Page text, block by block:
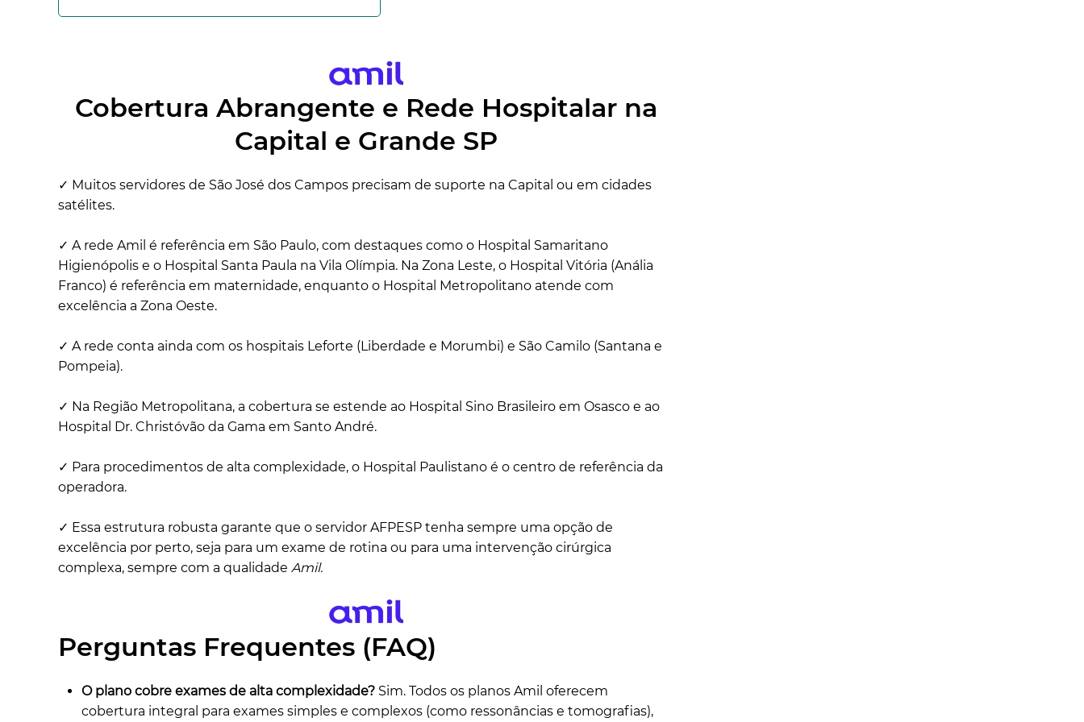
Cobertura Abrangente e Rede Hospitalar na
Capital e Grande SP
✓ Muitos servidores de São José dos Campos precisam de suporte na Capital ou em cidades
satélites.
✓ A rede Amil é referência em São Paulo, com destaques como o Hospital Samaritano
Higienópolis e o Hospital Santa Paula na Vila Olímpia. Na Zona Leste, o Hospital Vitória (Anália
Franco) é referência em maternidade, enquanto o Hospital Metropolitano atende com
excelência a Zona Oeste.
✓ A rede conta ainda com os hospitais Leforte (Liberdade e Morumbi) e São Camilo (Santana e
Pompeia).
✓ Na Região Metropolitana, a cobertura se estende ao Hospital Sino Brasileiro em Osasco e ao
Hospital Dr. Christóvão da Gama em Santo André.
✓ Para procedimentos de alta complexidade, o Hospital Paulistano é o centro de referência da
operadora.
✓ Essa estrutura robusta garante que o servidor AFPESP tenha sempre uma opção de
excelência por perto, seja para um exame de rotina ou para uma intervenção cirúrgica
complexa, sempre com a qualidadeAmil.
Perguntas Frequentes (FAQ)
O plano cobre exames de alta complexidade? Sim. Todos os planos Amil oferecem
cobertura integral para exames simples e complexos (como ressonâncias e tomografias),